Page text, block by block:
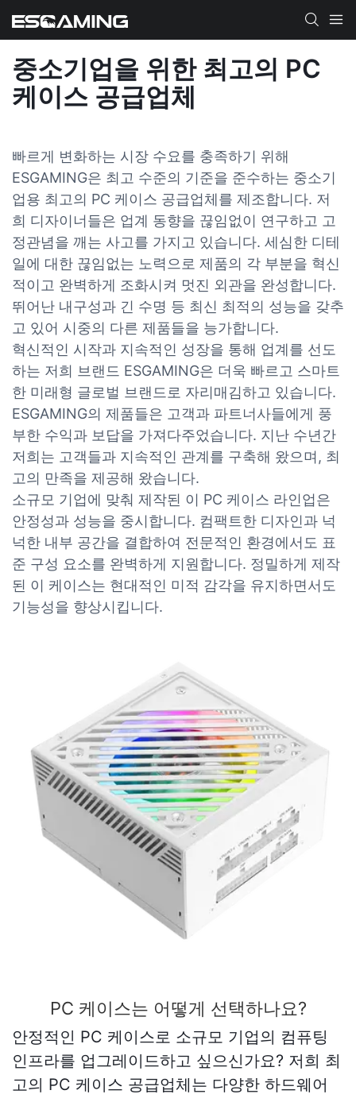
중소기업을 위한 최고의 PC
케이스 공급업체
빠르게 변화하는 시장 수요를 충족하기 위해
ESGAMING은 최고 수준의 기준을 준수하는 중소기
업용 최고의 PC 케이스 공급업체를 제조합니다. 저
희 디자이너들은 업계 동향을 끊임없이 연구하고 고
정관념을 깨는 사고를 가지고 있습니다. 세심한 디테
일에 대한 끊임없는 노력으로 제품의 각 부분을 혁신
적이고 완벽하게 조화시켜 멋진 외관을 완성합니다.
뛰어난 내구성과 긴 수명 등 최신 최적의 성능을 갖추
고 있어 시중의 다른 제품들을 능가합니다.
혁신적인 시작과 지속적인 성장을 통해 업계를 선도
하는 저희 브랜드 ESGAMING은 더욱 빠르고 스마트
한 미래형 글로벌 브랜드로 자리매김하고 있습니다.
ESGAMING의 제품들은 고객과 파트너사들에게 풍
부한 수익과 보답을 가져다주었습니다. 지난 수년간
저희는 고객들과 지속적인 관계를 구축해 왔으며, 최
고의 만족을 제공해 왔습니다.
소규모 기업에 맞춰 제작된 이 PC 케이스 라인업은
안정성과 성능을 중시합니다. 컴팩트한 디자인과 넉
넉한 내부 공간을 결합하여 전문적인 환경에서도 표
준 구성 요소를 완벽하게 지원합니다. 정밀하게 제작
된 이 케이스는 현대적인 미적 감각을 유지하면서도
기능성을 향상시킵니다.
PC 케이스는 어떻게 선택하나요?
안정적인 PC 케이스로 소규모 기업의 컴퓨팅
인프라를 업그레이드하고 싶으신가요? 저희 최
고의 PC 케이스 공급업체는 다양한 하드웨어